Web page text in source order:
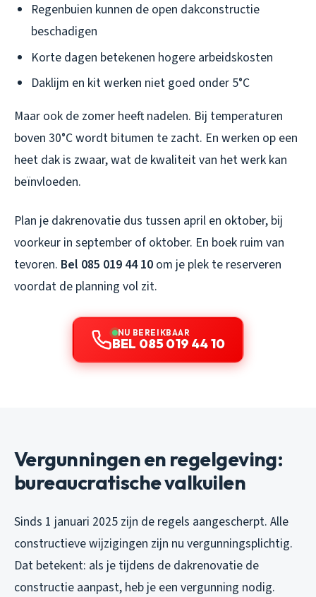
Regenbuien kunnen de open dakconstructie
beschadigen
Korte dagen betekenen hogere arbeidskosten
Daklijm en kit werken niet goed onder 5°C
Maar ook de zomer heeft nadelen. Bij temperaturen
boven 30°C wordt bitumen te zacht. En werken op een
heet dak is zwaar, wat de kwaliteit van het werk kan
beïnvloeden.
Plan je dakrenovatie dus tussen april en oktober, bij
voorkeur in september of oktober. En boek ruim van
tevoren. Bel 085 019 44 10 om je plek te reserveren
voordat de planning vol zit.
NU BEREIKBAAR
BEL 085 019 44 10
Vergunningen en regelgeving:
bureaucratische valkuilen
Sinds 1 januari 2025 zijn de regels aangescherpt. Alle
constructieve wijzigingen zijn nu vergunningsplichtig.
Dat betekent: als je tijdens de dakrenovatie de
constructie aanpast, heb je een vergunning nodig.